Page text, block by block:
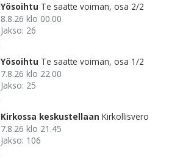
Yösoihtu Te saatte voiman, osa 2/2
8.8.26 klo 00.00
Jakso: 26
Yösoihtu Te saatte voiman, osa 1/2
7.8.26 klo 22.00
Jakso: 25
Kirkossa keskustellaan Kirkollisvero
7.8.26 klo 21.45
Jakso: 106